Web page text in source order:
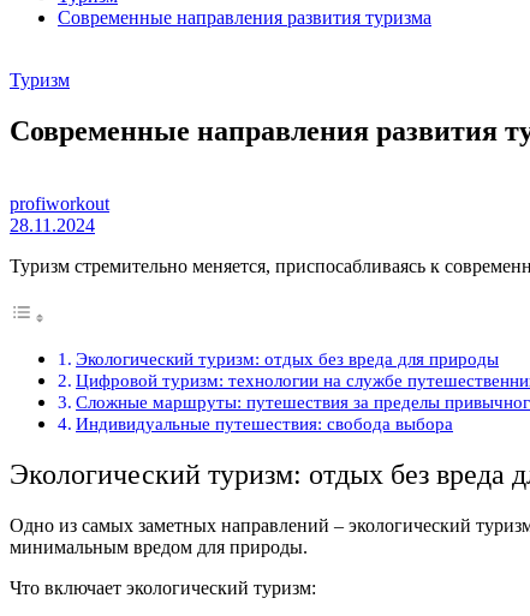
Современные направления развития туризма
Туризм
Современные направления развития
profiworkout
28.11.2024
Туризм стремительно меняется, приспосабливаясь к
Экологический туризм: отдых без вреда для природы
Цифровой туризм: технологии на службе
Сложные маршруты: путешествия за пределы
Индивидуальные путешествия: свобода выбора
Экологический туризм: отдых без вреда
Одно из самых заметных направлений – экологический
минимальным вредом для природы.
Что включает экологический туризм: